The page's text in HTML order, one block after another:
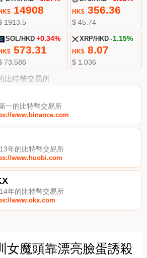
14908
1913.5
HK$356.36
$ 45.74
SOL/HKD +0.34%
573.31
73.586
XRP/HKD -1.15%
HK$8.07
$ 1.036
比特幣交易所
一的比特幣交易所
www.binance.com
年的比特幣交易所
www.huobi.com
年的比特幣交易所
www.okx.com
女魔頭靠漂亮臉蛋誘殺